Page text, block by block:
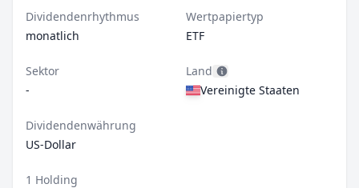
Dividendenrhythmus
monatlich
Wertpapiertyp
ETF
Sektor
-
Land
Vereinigte Staaten
Dividendenwährung
US-Dollar
1 Holding